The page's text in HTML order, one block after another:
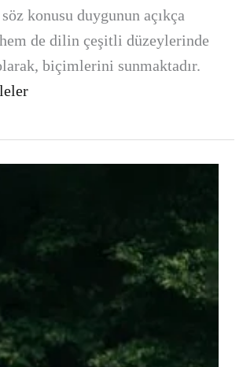
konusu duygunun açıkça
de dilin çeşitli düzeylerinde
biçimlerini sunmaktadır.